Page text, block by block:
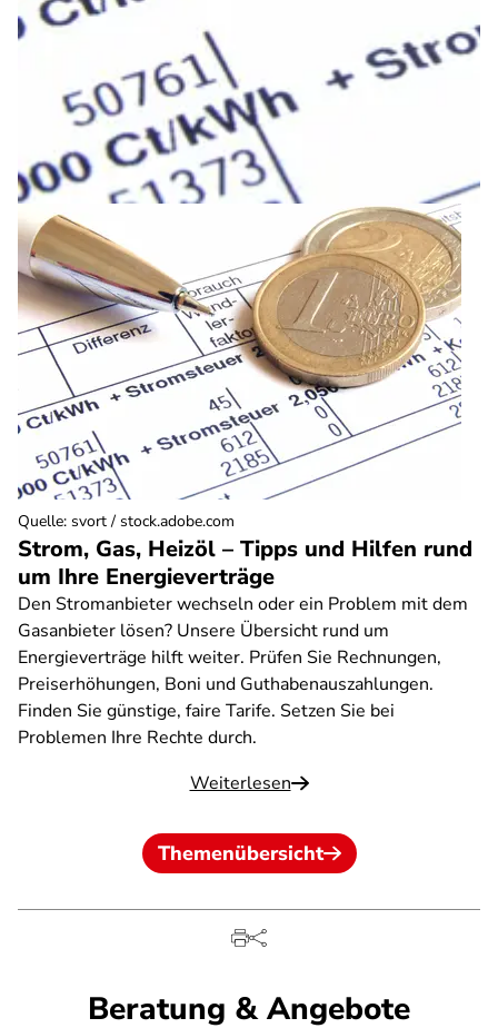
Strom, Gas, Heizöl – Tipps und Hilfen rund
um Ihre Energieverträge
Den Stromanbieter wechseln oder ein Problem mit dem
Gasanbieter lösen? Unsere Übersicht rund um
Energieverträge hilft weiter. Prüfen Sie Rechnungen,
Preiserhöhungen, Boni und Guthabenauszahlungen.
Finden Sie günstige, faire Tarife. Setzen Sie bei
Problemen Ihre Rechte durch.
Weiterlesen
Quelle: svort / stock.adobe.com
Themenübersicht
Beratung & Angebote